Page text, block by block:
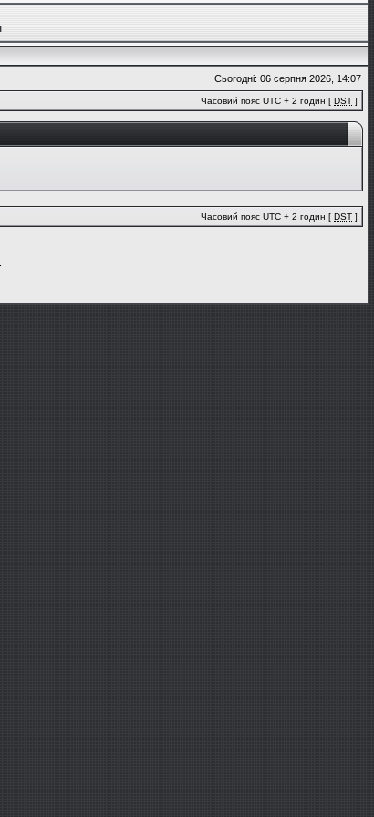
Сьогодні: 06 серпня 2026, 14:07
Часовий пояс UTC + 2 годин [ DST ]
Часовий пояс UTC + 2 годин [ DST ]